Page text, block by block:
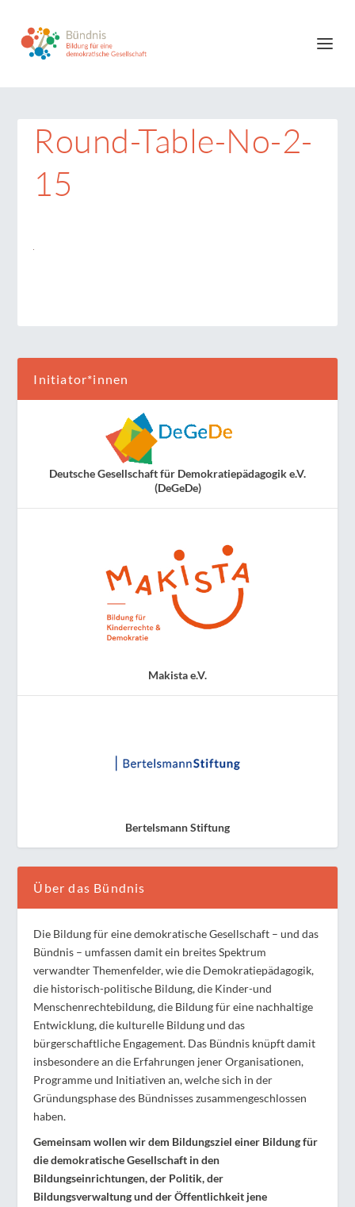
Round-Table-No-2-
15
Initiator*innen
Deutsche Gesellschaft für Demokratiepädagogik e.V.
(DeGeDe)
Makista e.V.
Bertelsmann Stiftung
Über das Bündnis
Die Bildung für eine demokratische Gesellschaft – und das
Bündnis – umfassen damit ein breites Spektrum
verwandter Themenfelder, wie die Demokratiepädagogik,
die historisch-politische Bildung, die Kinder-und
Menschenrechtebildung, die Bildung für eine nachhaltige
Entwicklung, die kulturelle Bildung und das
bürgerschaftliche Engagement. Das Bündnis knüpft damit
insbesondere an die Erfahrungen jener Organisationen,
Programme und Initiativen an, welche sich in der
Gründungsphase des Bündnisses zusammengeschlossen
haben.
Gemeinsam wollen wir dem Bildungsziel einer Bildung für
die demokratische Gesellschaft in den
Bildungseinrichtungen, der Politik, der
Bildungsverwaltung und der Öffentlichkeit jene